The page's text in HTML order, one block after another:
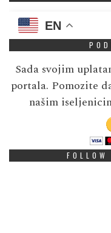
EN
Sada svojim
portala. Pomozite
našim